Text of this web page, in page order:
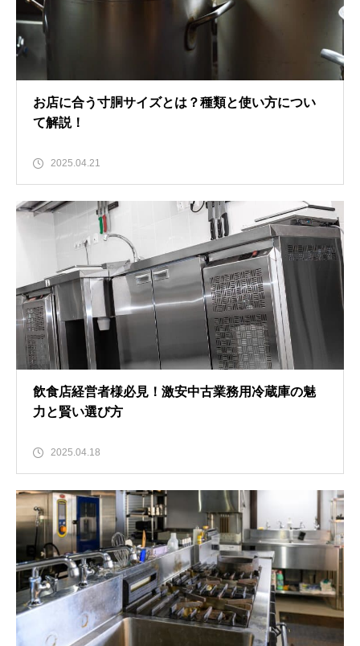
お店に合う寸胴サイズとは？種類と使い方につい
て解説！
2025.04.21
飲食店経営者様必見！激安中古業務用冷蔵庫の魅
力と賢い選び方
2025.04.18